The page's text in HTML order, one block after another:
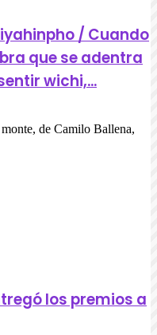
/ Cuando
que se adentra
wichi,...
de Camilo Ballena,
los premios a